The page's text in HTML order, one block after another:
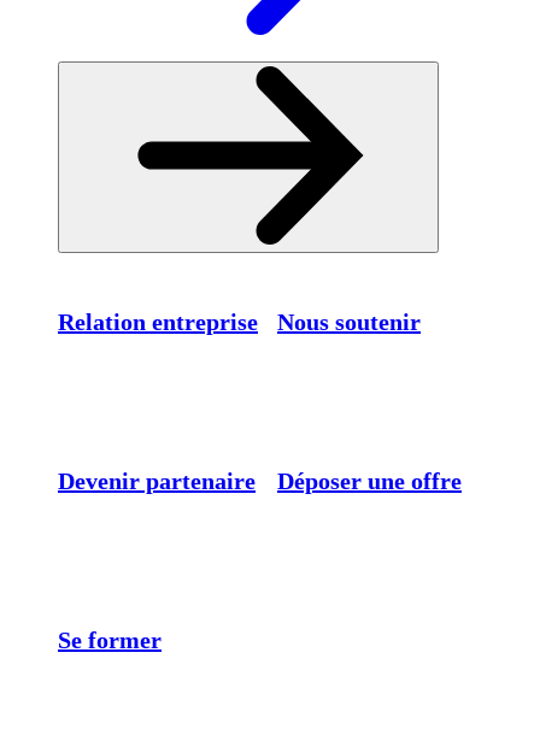
Relation entreprise Nous soutenir
Devenir partenaire Déposer une offre
Se former